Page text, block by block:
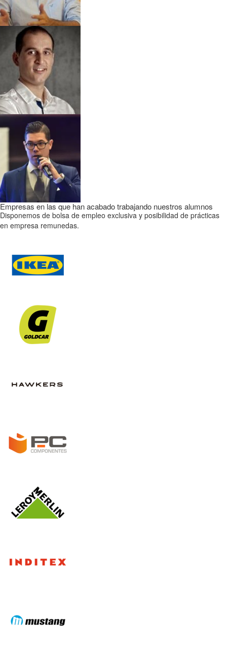
Empresas en las que han acabado trabajando nuestros alumnos
Disponemos de bolsa de empleo exclusiva y posibilidad de prácticas
en empresa remunedas.